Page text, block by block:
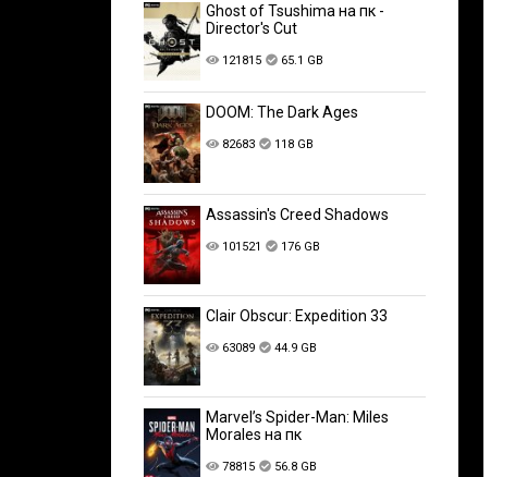
Ghost of Tsushima на пк -
Director's Cut
121815 65.1 GB
DOOM: The Dark Ages
82683 118 GB
Assassin's Creed Shadows
101521 176 GB
Clair Obscur: Expedition 33
63089 44.9 GB
Marvel’s Spider-Man: Miles
Morales на пк
78815 56.8 GB